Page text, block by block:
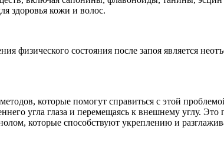
здоровья кожи и волос.
физического состояния после запоя является
которые помогут справиться с этой
угла глаза и перемещаясь к внешнему углу.
которые способствуют укреплению и